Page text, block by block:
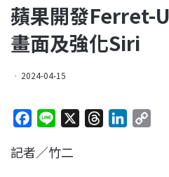
蘋果開發Ferret-
畫面及強化Siri
2024-04-15
c
n
記者／竹二